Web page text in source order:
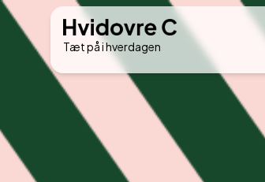
Tæt på i hverdagen